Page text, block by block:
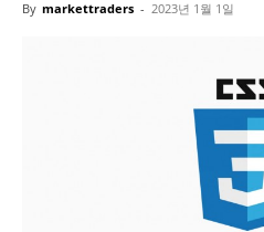
By markettraders - 2023년 1월 1일